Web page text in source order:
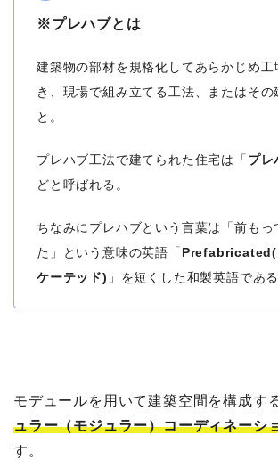
※プレハブとは
建築物の部材を規格化してあらかじめ工
き、現場で組み立てる工法、
またはその
と。
プレハブ工法で建てられた住宅は「 プレ
どと呼ばれる。
ちなみにプレハブという言葉は「前もっ
た」という意味の英語「 Prefabricated(
ケーテッド) 」を短くした和製英語である
モデュールを用いて建築空間を構成す
ュラー（モジュラー）コーディネーシ
す。